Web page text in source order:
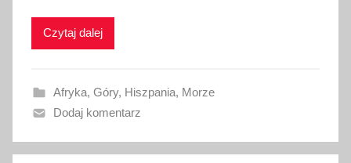
w
n
o
0
Czytaj dalej
Afryka, Góry, Hiszpania, Morze
Dodaj komentarz